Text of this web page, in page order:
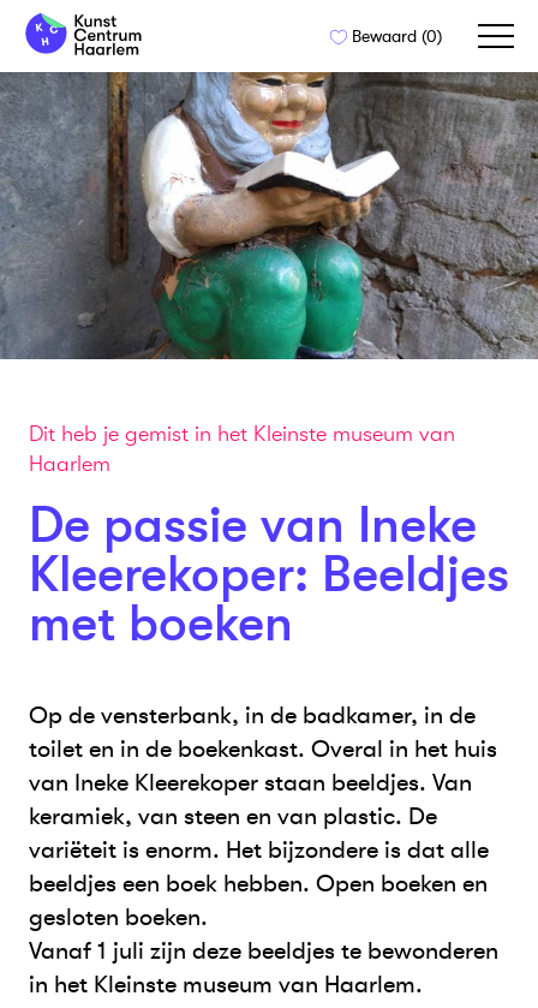
Naar
inhoud
springen
Bewaard (0)
Dit heb je gemist in het Kleinste museum van
Haarlem
De passie van Ineke
Kleerekoper: Beeldjes
met boeken
Op de vensterbank, in de badkamer, in de
toilet en in de boekenkast. Overal in het huis
van Ineke Kleerekoper staan beeldjes. Van
keramiek, van steen en van plastic. De
variëteit is enorm. Het bijzondere is dat alle
beeldjes een boek hebben. Open boeken en
gesloten boeken.
Vanaf 1 juli zijn deze beeldjes te bewonderen
in het Kleinste museum van Haarlem.